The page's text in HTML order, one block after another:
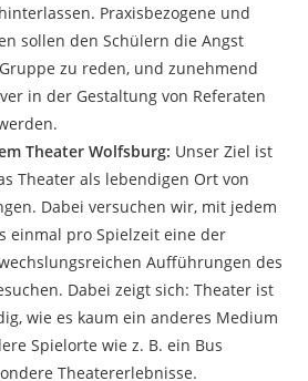
Praxisbezogene und
sollen den Schülern die Angst
zu reden, und zunehmend
in der Gestaltung von Referaten
Theater Wolfsburg: Unser Ziel ist
Theater als lebendigen Ort von
Dabei versuchen wir, mit jedem
einmal pro Spielzeit eine der
Aufführungen des
Dabei zeigt sich: Theater ist
wie es kaum ein anderes Medium
Spielorte wie z. B. ein Bus
Theatererlebnisse.